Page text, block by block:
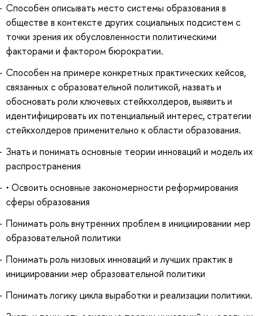
Способен описывать место системы образования в
обществе в контексте других социальных подсистем с
точки зрения их обусловленности политическими
факторами и фактором бюрократии.
Способен на примере конкретных практических кейсов,
связанных с образовательной политикой, назвать и
обосновать роли ключевых стейкхолдеров, выявить и
идентифицировать их потенциальный интерес, стратегии
стейкхолдеров применительно к области образования.
Знать и понимать основные теории инноваций и модель их
распространения
• Освоить основные закономерности реформирования
сферы образования
Понимать роль внутренних проблем в инициировании мер
образовательной политики
Понимать роль низовых инноваций и лучших практик в
инициировании мер образовательной политики
Понимать логику цикла выработки и реализации политики.